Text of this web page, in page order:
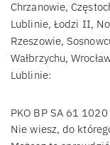
Chrzanowie,
Lublinie, Łodzi II,
Rzeszowie,
Wałbrzychu,
Lublinie:
PKO BP SA 61
Nie wiesz, do